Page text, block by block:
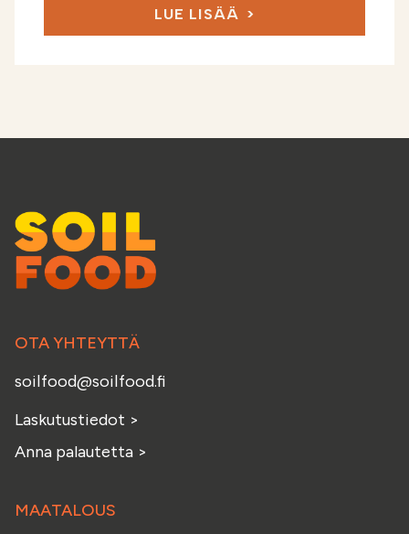
LUE LISÄÄ
OTA YHTEYTTÄ
soilfood@soilfood.fi
Laskutustiedot >
Anna palautetta >
MAATALOUS